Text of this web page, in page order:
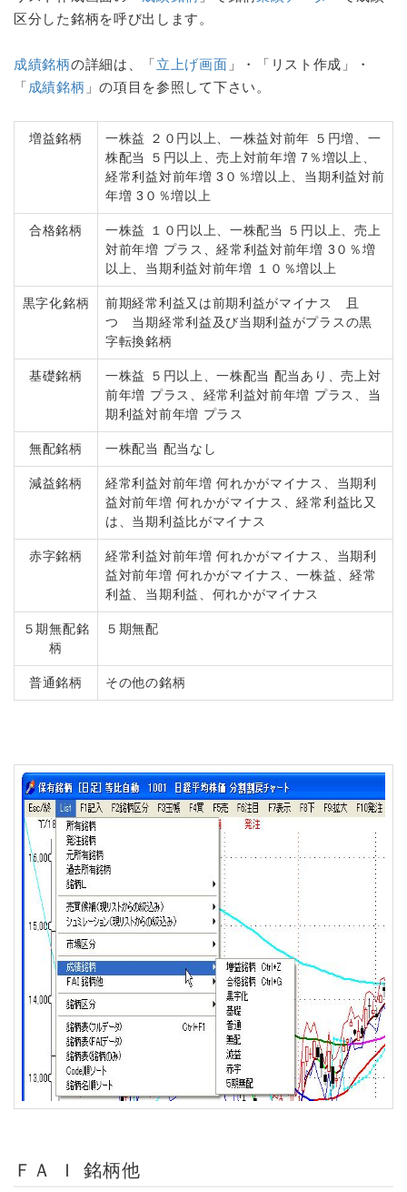
区分した銘柄を呼び出します。
成績銘柄の詳細は、「立上げ画面 」・「リスト作成」・
「 成績銘柄 」の項目を参照して下さい。
増益銘柄
一株益 ２０円以上、一株益対前年 ５円増、一
株配当 ５円以上、売上対前年増 7％増以上、
経常利益対前年増 3０％増以上、当期利益対前
年増 3０％増以上
合格銘柄
一株益 １０円以上、一株配当 ５円以上、売上
対前年増 プラス、経常利益対前年増 3０％増
以上、当期利益対前年増 １０％増以上
黒字化銘柄
前期経常利益又は前期利益がマイナス 且
つ 当期経常利益及び当期利益がプラスの黒
字転換銘柄
基礎銘柄
一株益 ５円以上、一株配当 配当あり、売上対
前年増 プラス、経常利益対前年増 プラス、当
期利益対前年増 プラス
無配銘柄 一株配当 配当なし
減益銘柄
経常利益対前年増 何れかがマイナス、当期利
益対前年増 何れかがマイナス、経常利益比又
は、当期利益比がマイナス
赤字銘柄
経常利益対前年増 何れかがマイナス、当期利
益対前年増 何れかがマイナス、一株益、経常
利益、当期利益、何れかがマイナス
５期無配銘
柄
５期無配
普通銘柄 その他の銘柄
ＦＡ Ｉ 銘柄他